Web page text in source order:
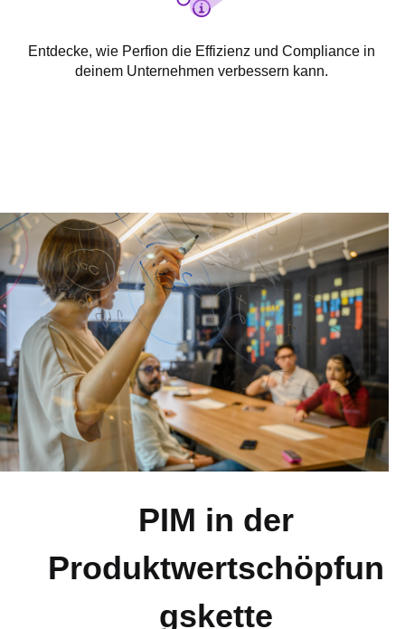
Entdecke, wie Perfion die Effizienz und Compliance in
deinem Unternehmen verbessern kann.
PIM in der
Produktwertschöpfun
gskette